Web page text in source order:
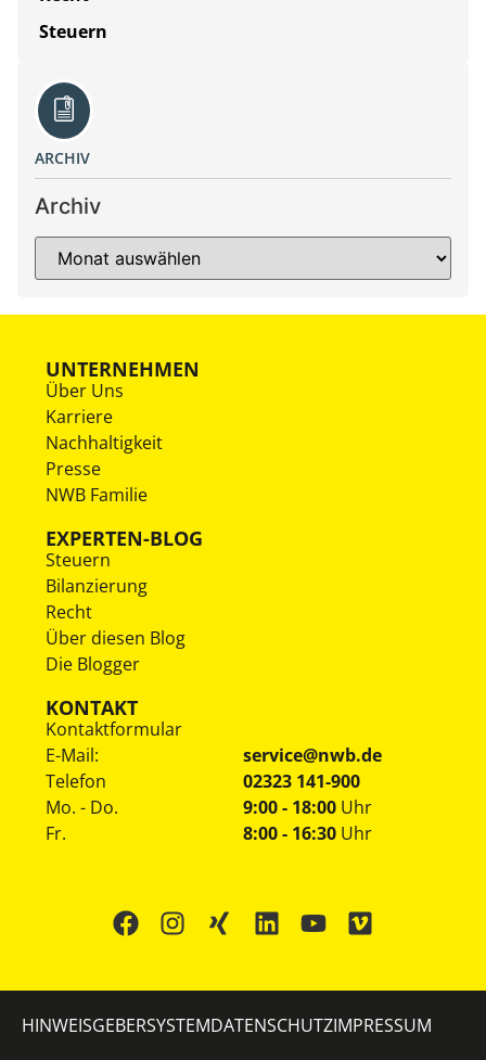
Steuern
ARCHIV
Archiv
UNTERNEHMEN
Über Uns
Karriere
Nachhaltigkeit
Presse
NWB Familie
EXPERTEN-BLOG
Steuern
Bilanzierung
Recht
Über diesen Blog
Die Blogger
KONTAKT
Kontaktformular
E-Mail:
service@nwb.de
Telefon
02323 141-900
Mo. - Do.
Fr.
9:00 - 18:00 Uhr
8:00 - 16:30 Uhr
HINWEISGEBERSYSTEMDATENSCHUTZIMPRESSUM